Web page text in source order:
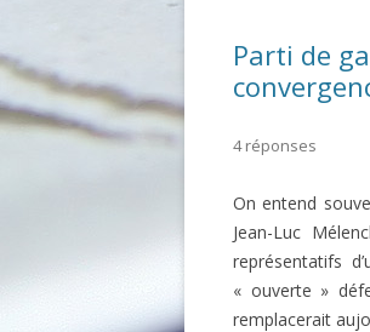
Parti de
4 réponses
On entend
Jean-Luc
représentatifs
« ouverte »
remplacerait